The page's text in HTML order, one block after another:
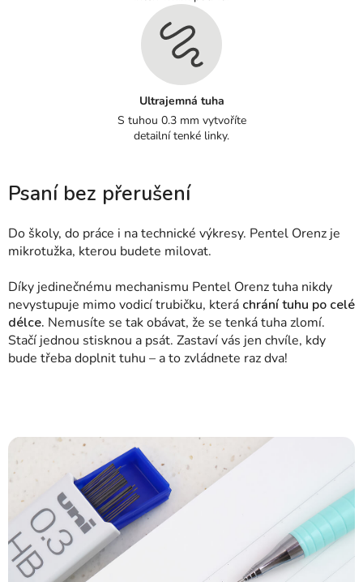
Ultrajemná tuha
S tuhou 0.3 mm vytvoříte
detailní tenké linky.
Psaní bez přerušení
Do školy, do práce i na technické výkresy. Pentel Orenz je
mikrotužka, kterou budete milovat.
Díky jedinečnému mechanismu Pentel Orenz tuha nikdy
nevystupuje mimo vodicí trubičku, která chrání tuhu po celé
délce. Nemusíte se tak obávat, že se tenká tuha zlomí.
Stačí jednou stisknou a psát. Zastaví vás jen chvíle, kdy
bude třeba doplnit tuhu – a to zvládnete raz dva!